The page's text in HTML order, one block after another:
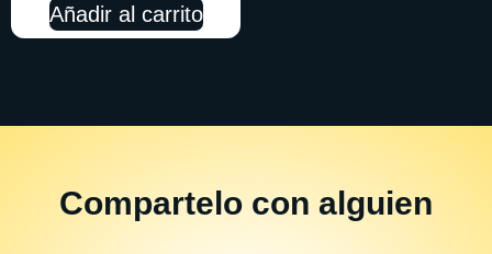
Añadir al carrito
Compartelo con alguien